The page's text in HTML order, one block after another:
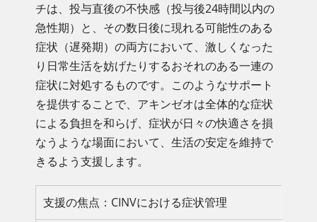
チは、投与直後の不快感（投与後24時間以内の
急性期）と、その数日後に現れる可能性のある
症状（遅発期）の両方において、激しくなった
り日常生活を妨げたりするおそれのある一連の
症状に対処するものです。このようなサポート
を提供することで、アキンゼオは全体的な症状
による負担を和らげ、症状が日々の快適さを損
なうような場面において、生活の安定を維持で
きるよう支援します。
支援の焦点：CINVにおける症状管理